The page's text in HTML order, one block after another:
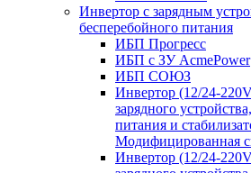
Инвертор с зарядным
бесперебойного питания
ИБП Прогресс
ИБП с ЗУ AcmePower
ИБП СОЮЗ
Инвертор (12/24-
зарядного
питания и
Модифицированная
Инвертор (12/24-